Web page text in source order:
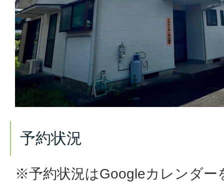
予約状況
※予約状況はGoogleカレンダー